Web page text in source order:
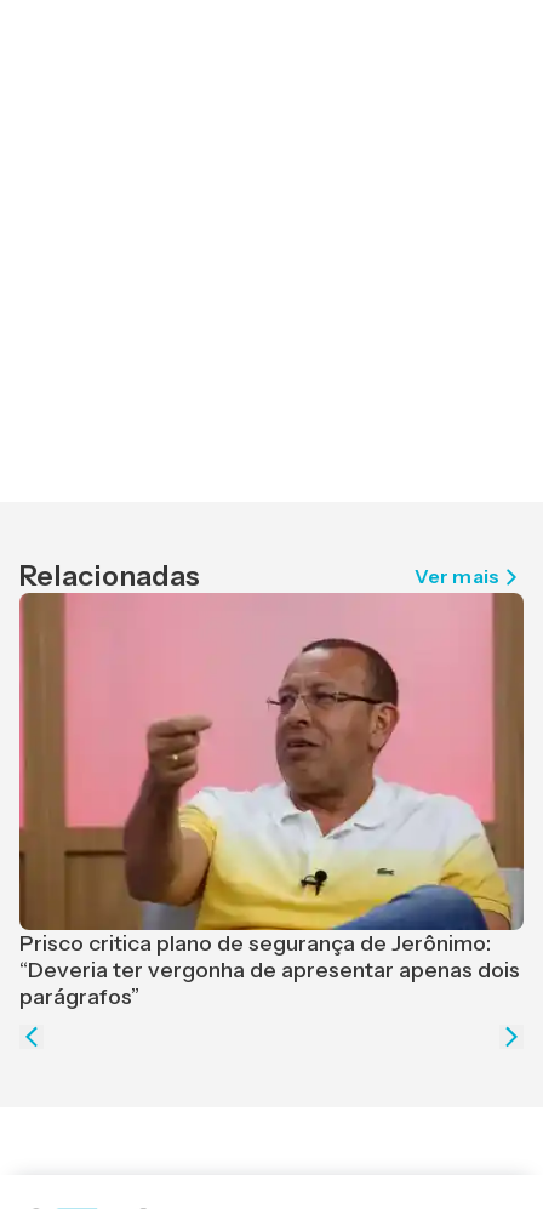
Relacionadas Ver mais
Prisco critica plano de segurança de Jerônimo:
“Deveria ter vergonha de apresentar apenas dois
parágrafos”